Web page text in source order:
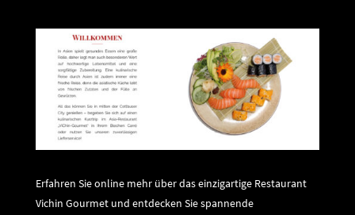
Erfahren Sie online mehr über das einzigartige Restaurant
Vichin Gourmet und entdecken Sie spannende